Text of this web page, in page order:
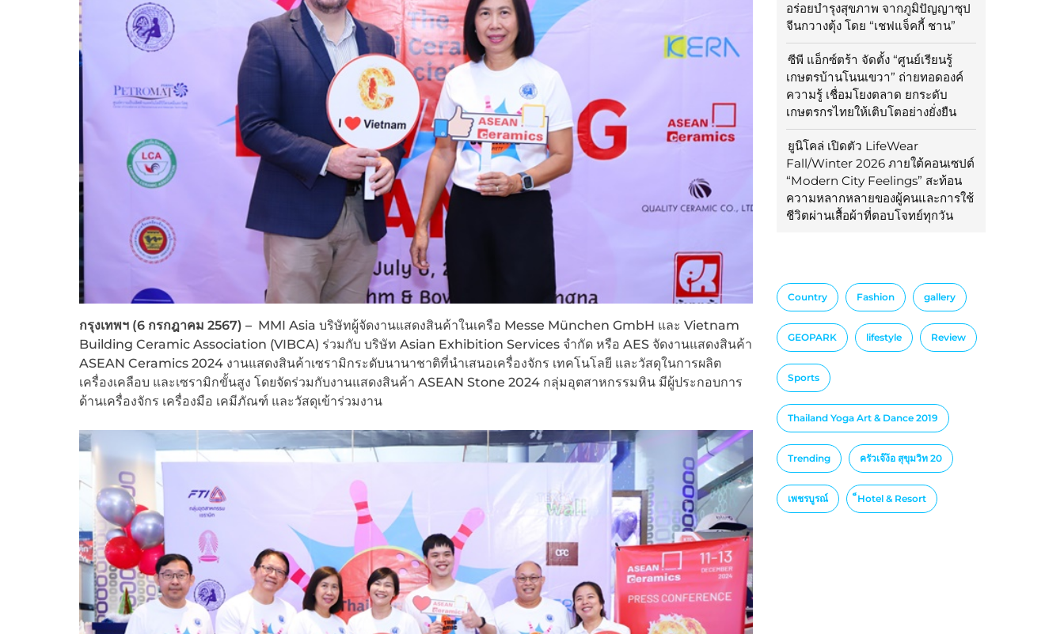
อร่อยบำรุงสุขภาพ จากภูมิปัญญาซุป
จีนกวางตุ้ง โดย “เชฟแจ็คกี้ ชาน”
ซีพี แอ็กซ์ตร้า จัดตั้ง “ศูนย์เรียนรู้
เกษตรบ้านโนนเขวา” ถ่ายทอดองค์
ความรู้ เชื่อมโยงตลาด ยกระดับ
เกษตรกรไทยให้เติบโตอย่างยั่งยืน
ยูนิโคล่ เปิดตัว LifeWear
Fall/Winter 2026 ภายใต้คอนเซปต์
“Modern City Feelings” สะท้อน
ความหลากหลายของผู้คนและการใช้
ชีวิตผ่านเสื้อผ้าที่ตอบโจทย์ทุกวัน
Country Fashion gallery
GEOPARK lifestyle Review
Sports
Thailand Yoga Art & Dance 2019
Trending ครัวเจ๊ง้อ สุขุมวิท 20
เพชรบูรณ์ ็Hotel & Resort
กรุงเทพฯ (6 กรกฎาคม 2567) –MMI Asia บริษัทผู้จัดงานแสดงสินค้าในเครือ Messe München GmbH และ Vietnam
Building Ceramic Association (VIBCA) ร่วมกับ บริษัท Asian Exhibition Services จำกัด หรือ AES จัดงานแสดงสินค้า
ASEAN Ceramics 2024 งานแสดงสินค้าเซรามิกระดับนานาชาติที่นำเสนอเครื่องจักร เทคโนโลยี และวัสดุในการผลิต
เครื่องเคลือบ และเซรามิกขั้นสูง โดยจัดร่วมกับงานแสดงสินค้า ASEAN Stone 2024 กลุ่มอุตสาหกรรมหิน มีผู้ประกอบการ
ด้านเครื่องจักร เครื่องมือ เคมีภัณฑ์ และวัสดุเข้าร่วมงาน